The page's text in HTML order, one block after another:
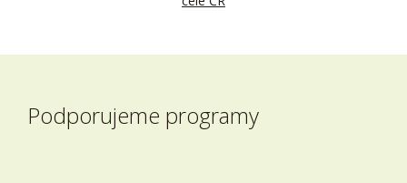
Podporujeme programy